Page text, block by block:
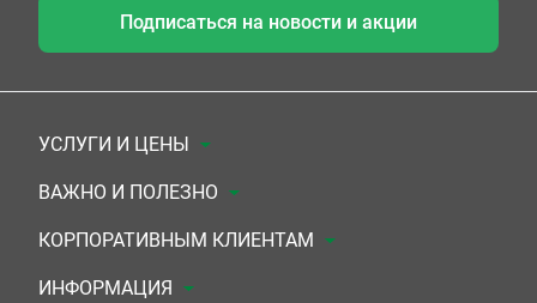
Подписаться на новости и акции
УСЛУГИ И ЦЕНЫ
Анализы
Комплексы
УЗИ
ВАЖНО И ПОЛЕЗНО
Документы для заключения договора
Система скидок
КОРПОРАТИВНЫМ КЛИЕНТАМ
Медицинским организациям
ИНФОРМАЦИЯ